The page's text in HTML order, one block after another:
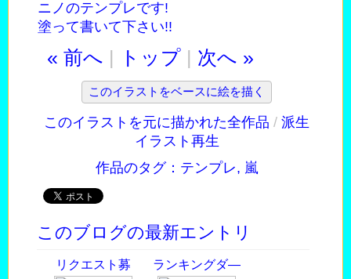
ニノのテンプレです!
塗って書いて下さい!!
« 前へ トップ 次へ »
このイラストをベースに絵を描く
このイラストを元に描かれた全作品 /派生
イラスト再生
作品のタグ： テンプレ, 嵐
このブログの最新エントリ
リクエスト募
ランキングダ―